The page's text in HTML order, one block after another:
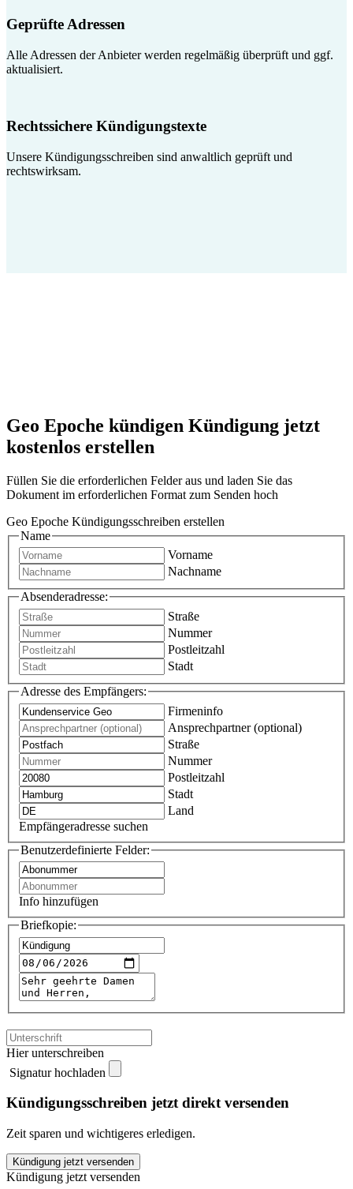
Geprüfte Adressen
Alle Adressen der Anbieter werden regelmäßig überprüft und ggf.
aktualisiert.
Rechtssichere Kündigungstexte
Unsere Kündigungsschreiben sind anwaltlich geprüft und
rechtswirksam.
Geo Epoche kündigen Kündigung jetzt
kostenlos erstellen
Füllen Sie die erforderlichen Felder aus und laden Sie das
Dokument im erforderlichen Format zum Senden hoch
Geo Epoche Kündigungsschreiben erstellen
Name
Vorname
Nachname
Absenderadresse:
Straße
Nummer
Postleitzahl
Stadt
Adresse des Empfängers:
Firmeninfo
Ansprechpartner (optional)
Straße
Nummer
Postleitzahl
Stadt
Land
Empfängeradresse suchen
Benutzerdefinierte Felder:
Info hinzufügen
Briefkopie:
Hier unterschreiben
Signatur hochladen
Kündigungsschreiben jetzt direkt versenden
Zeit sparen und wichtigeres erledigen.
Geo
Epoche
Kündigung jetzt versenden
Kündigung jetzt versenden